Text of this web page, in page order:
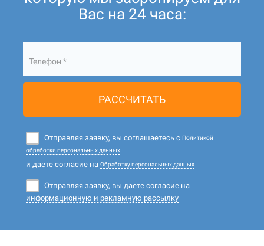
Вас на 24 часа:
Телефон *
РАССЧИТАТЬ
Отправляя заявку, вы соглашаетесь с Политикой
обработки персональных данных
и даете согласие на Обработку персональных данных
Отправляя заявку, вы даете согласие на
информационную и рекламную рассылку